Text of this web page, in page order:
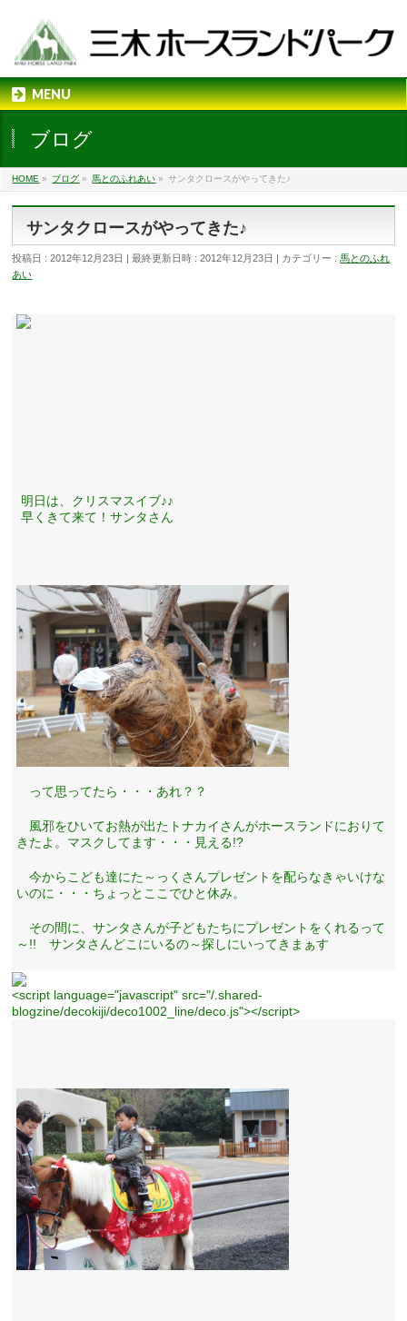
MENU
ブログ
HOME » ブログ » 馬とのふれあい » サンタクロースがやってきた♪
サンタクロースがやってきた♪
投稿日 : 2012年12月23日 最終更新日時 : 2012年12月23日 カテゴリー :馬とのふれ
あい
明日は、クリスマスイブ♪♪
早くきて来て！サンタさん
って思ってたら・・・あれ？？
風邪をひいてお熱が出たトナカイさんがホースランドにおりて
きたよ。マスクしてます・・・見える!?
今からこども達にた～っくさんプレゼントを配らなきゃいけな
いのに・・・ちょっとここでひと休み。
その間に、サンタさんが子どもたちにプレゼントをくれるって
～!! サンタさんどこにいるの～探しにいってきまぁす
<script language="javascript" src="/.shared-
blogzine/decokiji/deco1002_line/deco.js"></script>